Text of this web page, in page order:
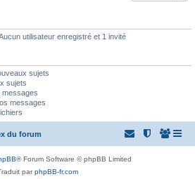
utilisateur enregistré et 1 invité
sujets
sujets
messages
messages
du forum
® Forum Software © phpBB Limited
parphpBB-fr.com